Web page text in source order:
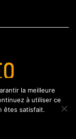
la meilleure
à utiliser ce
êtes satisfait.